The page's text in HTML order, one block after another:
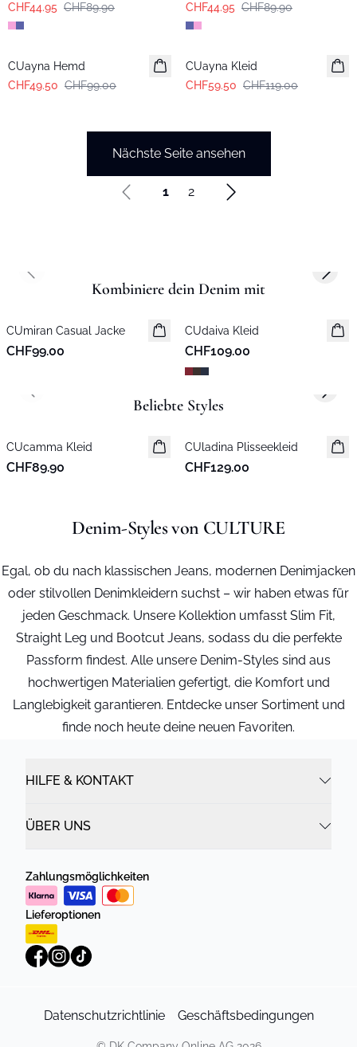
CHF44.95 CHF89.90
CHF44.95 CHF89.90
-50%
CUayna Hemd
CHF49.50 CHF99.00
-50%
CUayna Kleid
CHF59.50 CHF119.00
Nächste Seite ansehen
1 2
Kombiniere dein Denim mit
Neuheiten
CUmiran Casual Jacke
CHF99.00
Neuheiten
CUdaiva Kleid
CHF109.00
Previous slide Next
Beliebte Styles
Neuheiten
CUcamma Kleid
CHF89.90
Neuheiten
CUladina Plisseekleid
CHF129.00
Previous slide Next
Denim-Styles von CULTURE
Egal, ob du nach klassischen Jeans, modernen Denimjacken
oder stilvollen Denimkleidern suchst – wir haben etwas für
jeden Geschmack. Unsere Kollektion umfasst Slim Fit,
Straight Leg und Bootcut Jeans, sodass du die perfekte
Passform findest. Alle unsere Denim-Styles sind aus
hochwertigen Materialien gefertigt, die Komfort und
Langlebigkeit garantieren. Entdecke unser Sortiment und
finde noch heute deine neuen Favoriten.
HILFE & KONTAKT
ÜBER UNS
Zahlungsmöglichkeiten
Lieferoptionen
Datenschutzrichtlinie Geschäftsbedingungen